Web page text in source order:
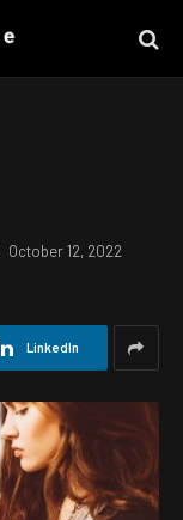
October 12, 2022
LinkedIn